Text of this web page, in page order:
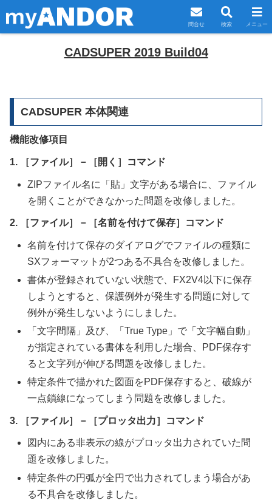
CADSUPER 2019 Build04
CADSUPER 本体関連
機能改修項目
1. ［ファイル］－［開く］コマンド
ZIPファイル名に「貼」文字がある場合に、ファイル
を開くことができなかった問題を改修しました。
2. ［ファイル］－［名前を付けて保存］コマンド
名前を付けて保存のダイアログでファイルの種類に
SXフォーマットが2つある不具合を改修しました。
書体が登録されていない状態で、FX2V4以下に保存
しようとすると、保護例外が発生する問題に対して
例外が発生しないようにしました。
「文字間隔」及び、「True Type」で「文字幅自動」
が指定されている書体を利用した場合、PDF保存す
ると文字列が伸びる問題を改修しました。
特定条件で描かれた図面をPDF保存すると、破線が
一点鎖線になってしまう問題を改修しました。
3. ［ファイル］－［プロッタ出力］コマンド
図内にある非表示の線がプロッタ出力されていた問
題を改修しました。
特定条件の円弧が全円で出力されてしまう場合があ
る不具合を改修しました。
問合せ 検索 メニュー